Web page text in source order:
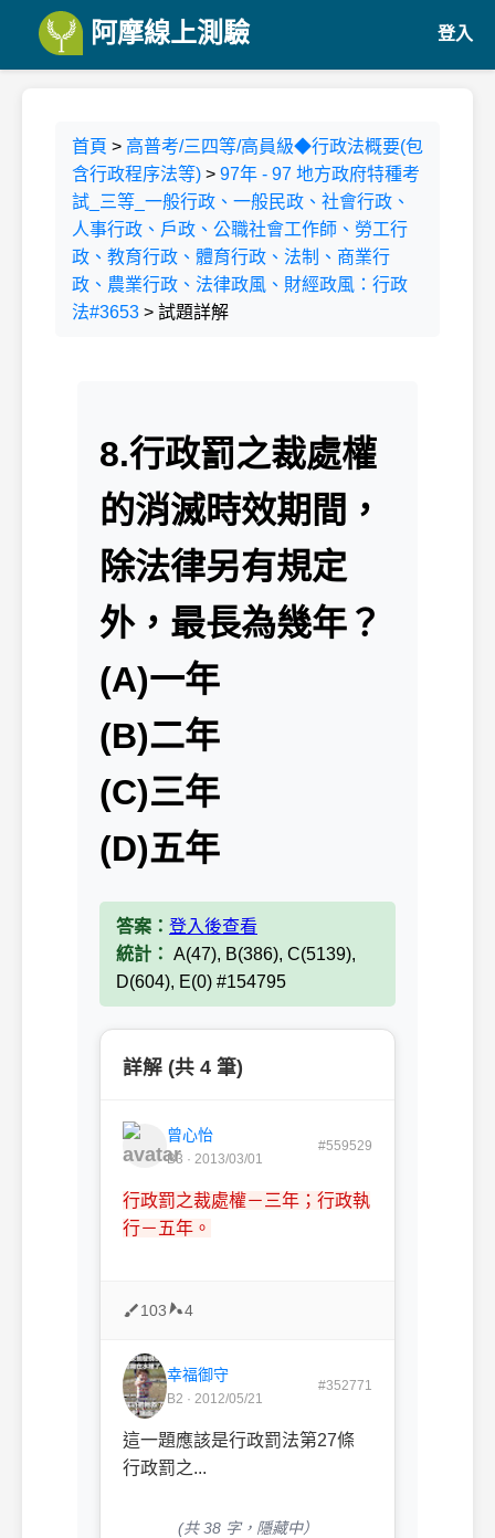
阿摩線上測驗 登入
首頁 > 高普考/三四等/高員級◆行政法概要(包
含行政程序法等) > 97年 - 97 地方政府特種考
試_三等_一般行政、一般民政、社會行政、
人事行政、戶政、公職社會工作師、勞工行
政、教育行政、體育行政、法制、商業行
政、農業行政、法律政風、財經政風：行政
法#3653 > 試題詳解
8.行政罰之裁處權
的消滅時效期間，
除法律另有規定
外，最長為幾年？
(A)一年
(B)二年
(C)三年
(D)五年
答案： 登入後查看
統計： A(47), B(386), C(5139),
D(604), E(0) #154795
詳解 (共 4 筆)
曾心怡
B3 · 2013/03/01
#559529
行政罰之裁處權－三年；行政執
行－五年。
103 4
幸福御守
B2 · 2012/05/21
#352771
這一題應該是行政罰法第27條
行政罰之...
(共 38 字，隱藏中）